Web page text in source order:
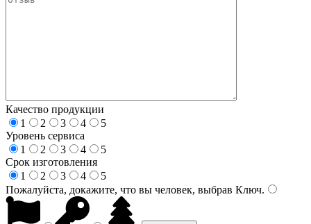
Качество продукции
1
2 3 4
5
Уровень сервиса
1
2 3 4
5
Срок изготовления
1
2 3 4
5
Пожалуйста, докажите, что вы человек, выбрав Ключ.